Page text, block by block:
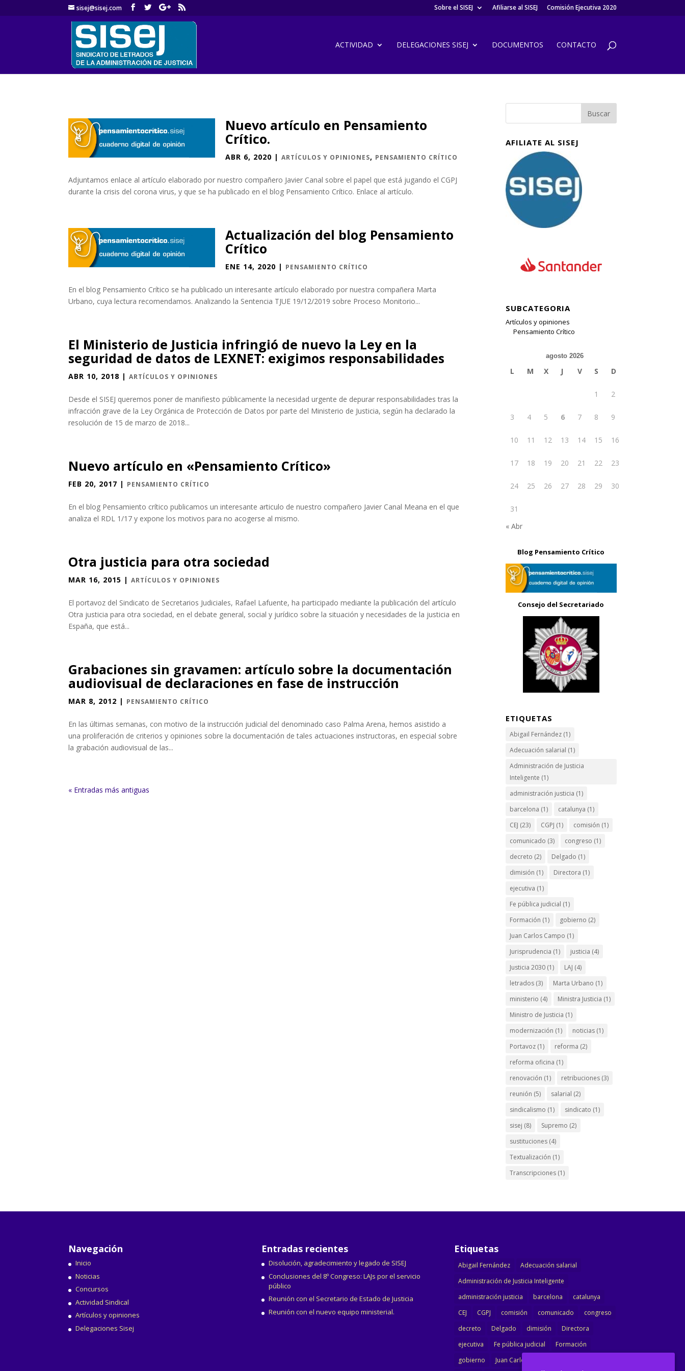
sisej@sisej.com Sobre el SISEJ Afiliarse al SISEJ Comisión Ejecutiva 2020
ACTIVIDAD DELEGACIONES SISEJ DOCUMENTOS CONTACTO
Nuevo artículo en Pensamiento
Crítico.
ABR 6, 2020 | ARTÍCULOS Y OPINIONES, PENSAMIENTO CRÍTICO
Adjuntamos enlace al artículo elaborado por nuestro compañero Javier Canal sobre el papel que está jugando el CGPJ
durante la crisis del corona virus, y que se ha publicado en el blog Pensamiento Crítico. Enlace al artículo.
Actualización del blog Pensamiento
Crítico
ENE 14, 2020 | PENSAMIENTO CRÍTICO
En el blog Pensamiento Crítico se ha publicado un interesante artículo elaborado por nuestra compañera Marta
Urbano, cuya lectura recomendamos. Analizando la Sentencia TJUE 19/12/2019 sobre Proceso Monitorio...
El Ministerio de Justicia infringió de nuevo la Ley en la
seguridad de datos de LEXNET: exigimos responsabilidades
ABR 10, 2018 |ARTÍCULOS Y OPINIONES
Desde el SISEJ queremos poner de manifiesto públicamente la necesidad urgente de depurar responsabilidades tras la
infracción grave de la Ley Orgánica de Protección de Datos por parte del Ministerio de Justicia, según ha declarado la
resolución de 15 de marzo de 2018...
Nuevo artículo en «Pensamiento Crítico»
FEB 20, 2017 | PENSAMIENTO CRÍTICO
En el blog Pensamiento crítico publicamos un interesante articulo de nuestro compañero Javier Canal Meana en el que
analiza el RDL 1/17 y expone los motivos para no acogerse al mismo.
Otra justicia para otra sociedad
MAR 16, 2015 |ARTÍCULOS Y OPINIONES
El portavoz del Sindicato de Secretarios Judiciales, Rafael Lafuente, ha participado mediante la publicación del artículo
Otra justicia para otra sociedad, en el debate general, social y jurídico sobre la situación y necesidades de la justicia en
España, que está...
Grabaciones sin gravamen: artículo sobre la documentación
audiovisual de declaraciones en fase de instrucción
MAR 8, 2012 | PENSAMIENTO CRÍTICO
En las últimas semanas, con motivo de la instrucción judicial del denominado caso Palma Arena, hemos asistido a
una proliferación de criterios y opiniones sobre la documentación de tales actuaciones instructoras, en especial sobre
la grabación audiovisual de las...
« Entradas más antiguas
AFILIATE AL SISEJ
SUBCATEGORIA
Artículos y opiniones
Pensamiento Crítico
agosto 2026
L M X J V S D
1 2
3 4 5 6 7 8 9
10 11 12 13 14 15 16
17 18 19 20 21 22 23
24 25 26 27 28 29 30
31
« Abr
Blog Pensamiento Crítico
Consejo del Secretariado
ETIQUETAS
Abigail Fernández (1)
Adecuación salarial (1)
Administración de Justicia
Inteligente (1)
administración justicia (1)
barcelona (1) catalunya (1)
CEJ (23) CGPJ (1) comisión (1)
comunicado (3) congreso (1)
decreto (2) Delgado (1)
dimisión (1) Directora (1)
ejecutiva (1)
Fe pública judicial (1)
Formación (1) gobierno (2)
Juan Carlos Campo (1)
Jurisprudencia (1) justicia (4)
Justicia 2030 (1) LAJ (4)
letrados (3) Marta Urbano (1)
ministerio (4) Ministra Justicia (1)
Ministro de Justicia (1)
modernización (1) noticias (1)
Portavoz (1) reforma (2)
reforma oficina (1)
renovación (1) retribuciones (3)
reunión (5) salarial (2)
sindicalismo (1) sindicato (1)
sisej (8) Supremo (2)
sustituciones (4)
Textualización (1)
Transcripciones (1)
Navegación
Inicio
Noticias
Concursos
Actividad Sindical
Artículos y opiniones
Delegaciones Sisej
Entradas recientes
Disolución, agradecimiento y legado de SISEJ
Conclusiones del 8º Congreso: LAJs por el servicio
público
Reunión con el Secretario de Estado de Justicia
Reunión con el nuevo equipo ministerial.
Etiquetas
Abigail Fernández
Adecuación salarial
Administración de Justicia Inteligente
administración justicia
barcelona
catalunya
CEJ
CGPJ comisión comunicado
congreso
decreto
Delgado dimisión
Directora
ejecutiva
Fe pública judicial
Formación
gobierno
Juan Carlos Campo